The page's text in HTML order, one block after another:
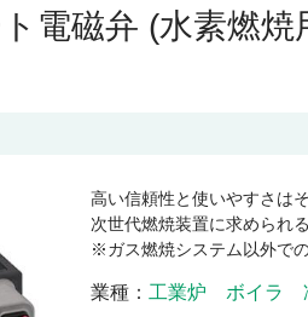
電磁弁 (水素燃焼
高い信頼性と使いやすさは
次世代燃焼装置に求められ
※ガス燃焼システム以外で
業種 工業炉 ボイラ